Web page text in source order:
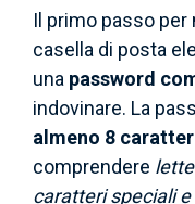
Il primo passo
casella di posta
una password
indovinare. La
almeno 8
comprendere
caratteri speciali